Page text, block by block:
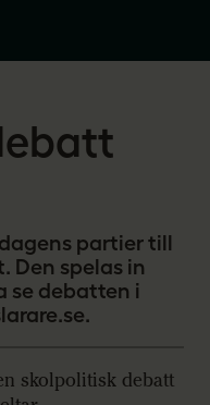
partier till
Den spelas in
se debatten i
skolpolitisk debatt